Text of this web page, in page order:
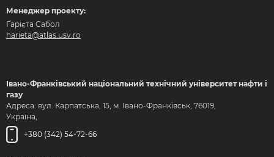
Менеджер проекту:
Ґарієта Сабол
harieta@atlas.usv.ro
Івано-Франківський національний технічний університет нафти і
газу
Адреса: вул. Карпатська, 15, м. Івано-Франківськ, 76019,
Україна,
+380 (342) 54-72-66